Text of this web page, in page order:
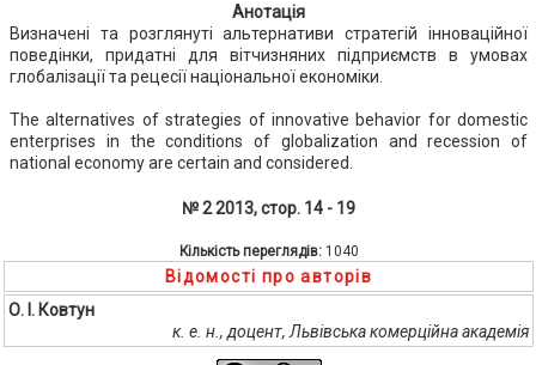
Анотація
Визначені та розглянуті альтернативи стратегій інноваційної
поведінки, придатні для вітчизняних підприємств в умовах
глобалізації та рецесії національної економіки.
The alternatives of strategies of innovative behavior for domestic
enterprises in the conditions of globalization and recession of
national economy are certain and considered.
№ 2 2013, стор. 14 - 19
Кількість переглядів: 1040
Відомості про авторів
О. І. Ковтун
к. е. н., доцент, Львівська комерційна академія